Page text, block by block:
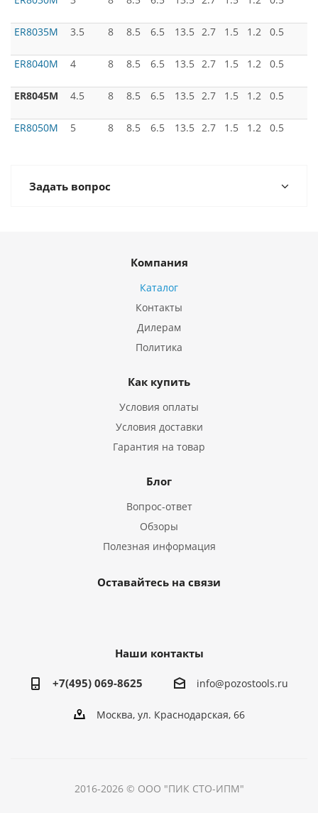
ER8035M 3.5 8 8.5 6.5 13.5 2.7 1.5 1.2 0.5
ER8040M 4 8 8.5 6.5 13.5 2.7 1.5 1.2 0.5
ER8045M 4.5 8 8.5 6.5 13.5 2.7 1.5 1.2 0.5
ER8050M 5 8 8.5 6.5 13.5 2.7 1.5 1.2 0.5
Задать вопрос
Компания
Каталог
Контакты
Дилерам
Политика
Как купить
Условия оплаты
Условия доставки
Гарантия на товар
Блог
Вопрос-ответ
Обзоры
Полезная информация
Оставайтесь на связи
Наши контакты
+7(495) 069-8625 info@pozostools.ru
Москва, ул. Краснодарская, 66
2016-2026 © ООО "ПИК СТО-ИПМ"